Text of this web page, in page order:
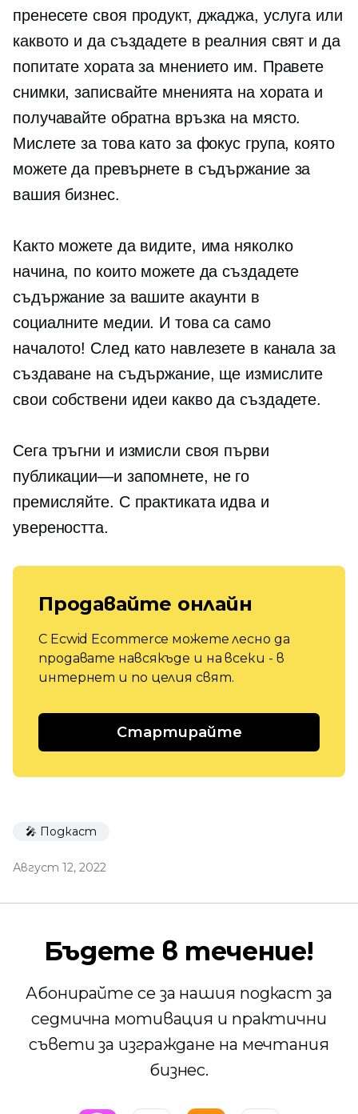
пренесете своя продукт, джаджа, услуга или
каквото и да създадете в реалния свят и да
попитате хората за мнението им. Правете
снимки, записвайте мненията на хората и
получавайте обратна връзка на място.
Мислете за това като за фокус група, която
можете да превърнете в съдържание за
вашия бизнес.
Както можете да видите, има няколко
начина, по които можете да създадете
съдържание за вашите акаунти в
социалните медии. И това са само
началото! След като навлезете в канала за
създаване на съдържание, ще измислите
свои собствени идеи какво да създадете.
Сега тръгни и измисли своя първи
публикации—и запомнете, не го
премисляйте. С практиката идва и
увереността.
Продавайте онлайн
С Ecwid Ecommerce можете лесно да
продавате навсякъде и на всеки - в
интернет и по целия свят.
Стартирайте
🎤 Подкаст
Август 12, 2022
Бъдете в течение!
Абонирайте се за нашия подкаст за
седмична мотивация и практични
съвети за изграждане на мечтания
бизнес.